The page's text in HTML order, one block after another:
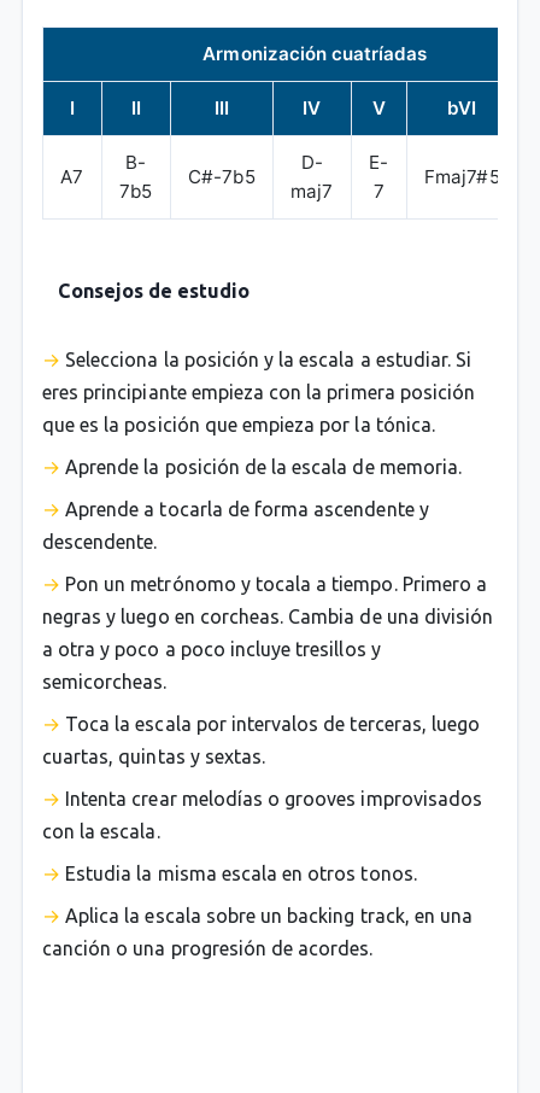
Armonización cuatríadas
I II III IV V bVI
A7
B-
7b5
C#-7b5
D-
maj7
E-
7
Fmaj7#5
Consejos de estudio
Selecciona la posición y la escala a estudiar. Si
eres principiante empieza con la primera posición
que es la posición que empieza por la tónica.
Aprende la posición de la escala de memoria.
Aprende a tocarla de forma ascendente y
descendente.
Pon un metrónomo y tocala a tiempo. Primero a
negras y luego en corcheas. Cambia de una división
a otra y poco a poco incluye tresillos y
semicorcheas.
Toca la escala por intervalos de terceras, luego
cuartas, quintas y sextas.
Intenta crear melodías o grooves improvisados
con la escala.
Estudia la misma escala en otros tonos.
Aplica la escala sobre un backing track, en una
canción o una progresión de acordes.